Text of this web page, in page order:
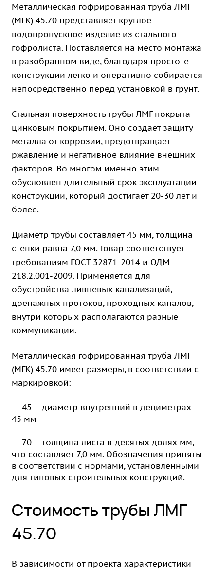
Металлическая гофрированная труба ЛМГ
(МГК) 45.70 представляет круглое
водопропускное изделие из стального
гофролиста. Поставляется на место монтажа
в разобранном виде, благодаря простоте
конструкции легко и оперативно собирается
непосредственно перед установкой в грунт.
Стальная поверхность трубы ЛМГ покрыта
цинковым покрытием. Оно создает защиту
металла от коррозии, предотвращает
ржавление и негативное влияние внешних
факторов. Во многом именно этим
обусловлен длительный срок эксплуатации
конструкции, который достигает 20-30 лет и
более.
Диаметр трубы составляет 45 мм, толщина
стенки равна 7,0 мм. Товар соответствует
требованиям ГОСТ 32871-2014 и ОДМ
218.2.001-2009. Применяется для
обустройства ливневых канализаций,
дренажных протоков, проходных каналов,
внутри которых располагаются разные
коммуникации.
Металлическая гофрированная труба ЛМГ
(МГК) 45.70 имеет размеры, в соответствии с
маркировкой:
45 – диаметр внутренний в дециметрах –
45 мм
70 – толщина листа в-десятых долях мм,
что составляет 7,0 мм. Обозначения приняты
в соответствии с нормами, установленными
для типовых строительных конструкций.
Стоимость трубы ЛМГ
45.70
В зависимости от проекта характеристики